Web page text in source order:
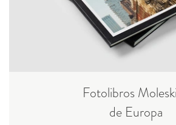
Fotolibros
de Europa